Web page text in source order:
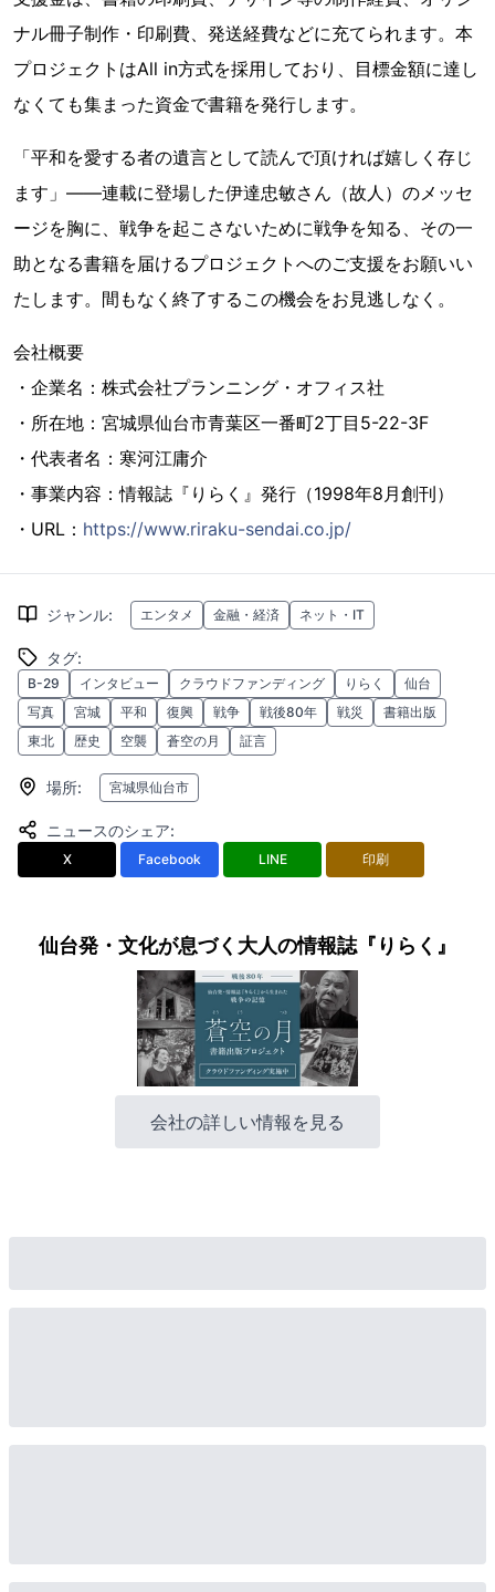
ナル冊子制作・印刷費、発送経費などに充てられます。本
プロジェクトはAll in方式を採用しており、目標金額に達し
なくても集まった資金で書籍を発行します。
「平和を愛する者の遺言として読んで頂ければ嬉しく存じ
ます」――連載に登場した伊達忠敏さん（故人）のメッセ
ージを胸に、戦争を起こさないために戦争を知る、その一
助となる書籍を届けるプロジェクトへのご支援をお願いい
たします。間もなく終了するこの機会をお見逃しなく。
会社概要
・企業名：株式会社プランニング・オフィス社
・所在地：宮城県仙台市青葉区一番町2丁目5-22-3F
・代表者名：寒河江庸介
・事業内容：情報誌『りらく』発行（1998年8月創刊）
・URL： https://www.riraku-sendai.co.jp/
ジャンル: エンタメ 金融・経済 ネット・IT
タグ:
B-29 インタビュー クラウドファンディング りらく
仙台
写真
宮城 平和 復興 戦争 戦後80年 戦災
書籍出版
東北
歴史 空襲 蒼空の月 証言
場所: 宮城県仙台市
ニュースのシェア:
X Facebook LINE 印刷
仙台発・文化が息づく大人の情報誌『りらく』
会社の詳しい情報を見る